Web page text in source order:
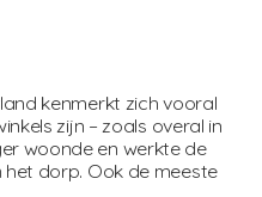
kenmerkt zich vooral
zijn – zoals overal in
woonde en werkte de
het dorp. Ook de meeste